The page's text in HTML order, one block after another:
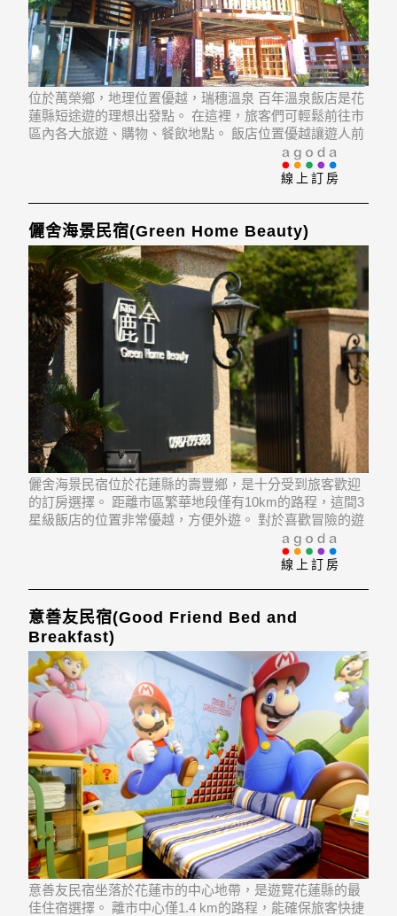
位於萬榮鄉，地理位置優越，瑞穗溫泉 百年溫泉飯店是花
蓮縣短途遊的理想出發點。 在這裡，旅客們可輕鬆前往市
區內各大旅遊、購物、餐飲地點。 飯店位置優越讓遊人前
線上訂房
儷舍海景民宿(Green Home Beauty)
儷舍海景民宿位於花蓮縣的壽豐鄉，是十分受到旅客歡迎
的訂房選擇。 距離市區繁華地段僅有10km的路程，這間3
星級飯店的位置非常優越，方便外遊。 對於喜歡冒險的遊
客來說，和南寺, 花蓮海洋公園, 東部海岸國家風景區再合
線上訂房
意善友民宿(Good Friend Bed and
Breakfast)
意善友民宿坐落於花蓮市的中心地帶，是遊覽花蓮縣的最
佳住宿選擇。 離市中心僅1.4 km的路程，能確保旅客快捷